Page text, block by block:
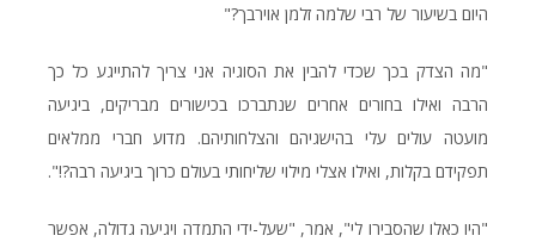
היום בשיעור של רבי שלמה זלמן אוירבך?"
"מה הצדק בכך שכדי להבין את הסוגיה אני צריך להתייגע כל כך
הרבה ואילו בחורים אחרים שנתברכו בכישורים מבריקים, ביגיעה
מועטה עולים עלי בהישגיהם והצלחותיהם. מדוע חברי ממלאים
תפקידם בקלות, ואילו אצלי מילוי שליחותי בעולם כרוך ביגיעה רבה?!".
"היו כאלו שהסבירו לי", אמר, "שעל-ידי התמדה ויגיעה גדולה, אפשר